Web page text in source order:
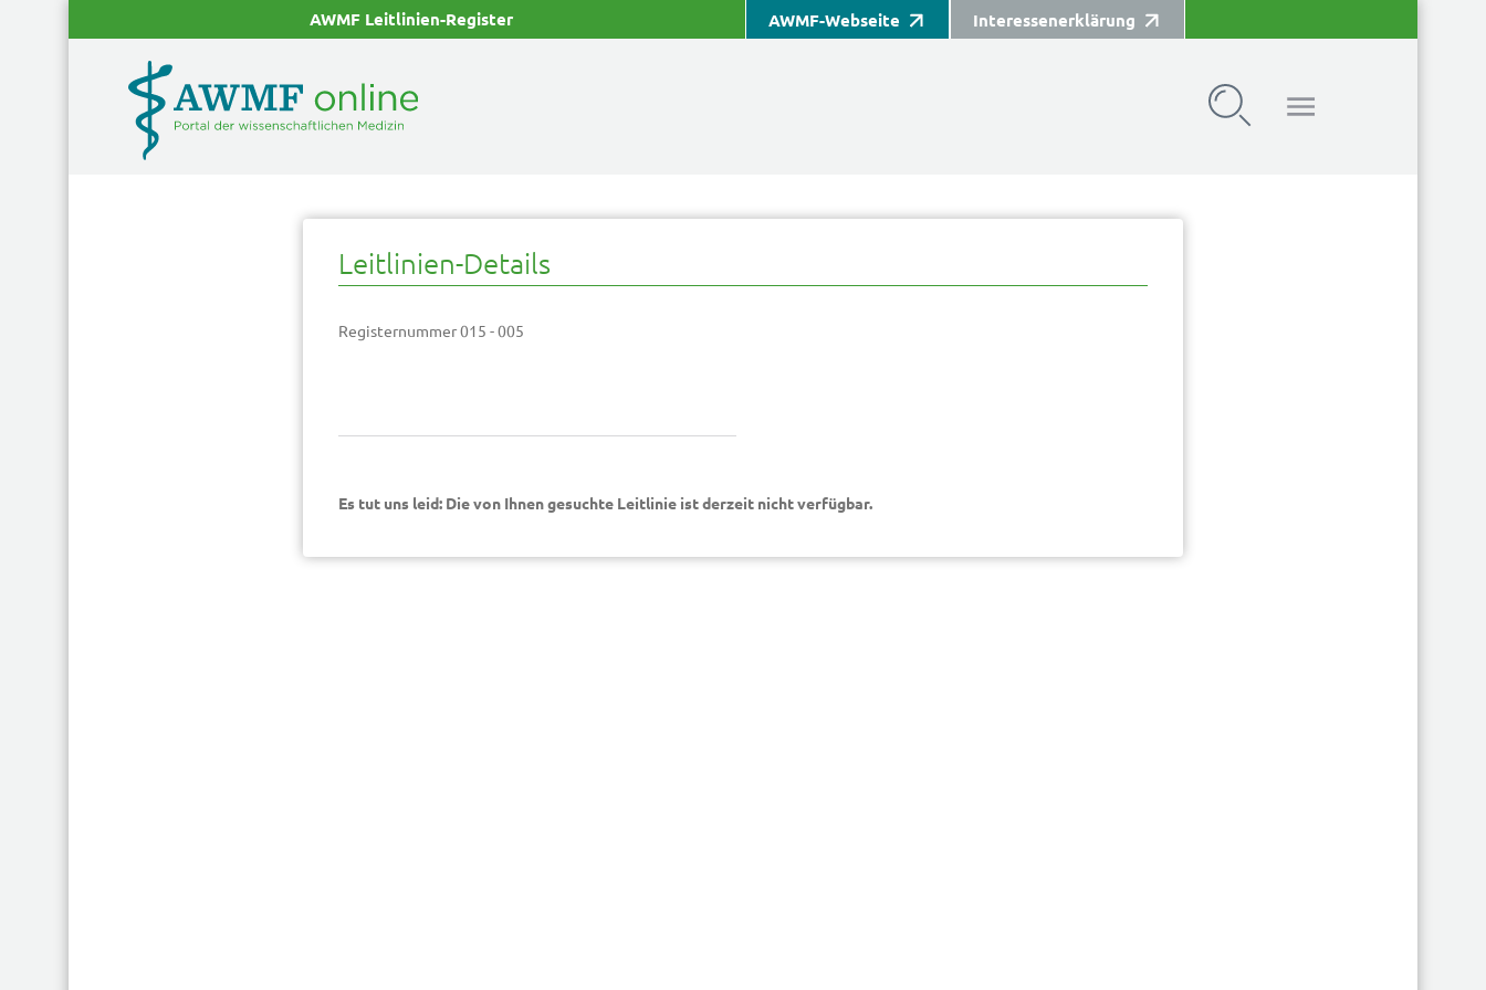
AWMF-Webseite Interessenerklärung
AWMF Leitlinien-Register
Leitlinien-Details
Registernummer 015 - 005
Es tut uns leid: Die von Ihnen gesuchte Leitlinie ist derzeit nicht verfügbar.